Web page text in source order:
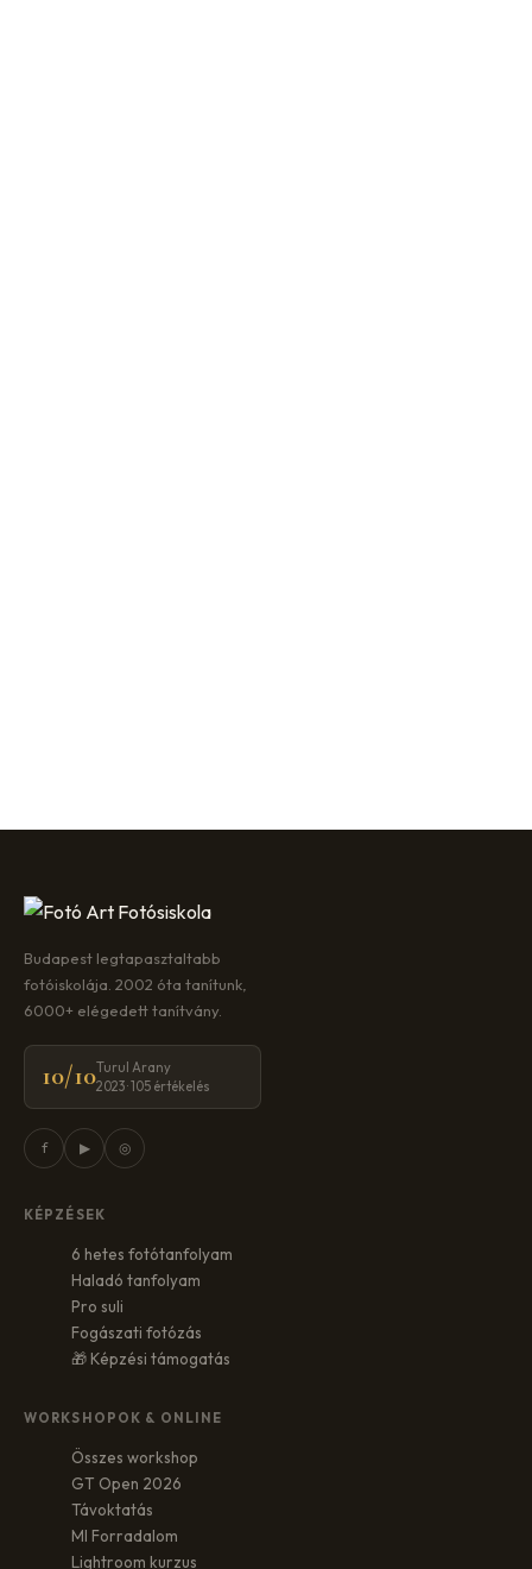
Budapest legtapasztaltabb
fotóiskolája. 2002 óta tanítunk,
6000+ elégedett tanítvány.
10/10Turul Arany
2023 · 105 értékelés
f ▶ ◎
KÉPZÉSEK
6 hetes fotótanfolyam
Haladó tanfolyam
Pro suli
Fogászati fotózás
🎁 Képzési támogatás
WORKSHOPOK & ONLINE
Összes workshop
GT Open 2026
Távoktatás
MI Forradalom
Lightroom kurzus